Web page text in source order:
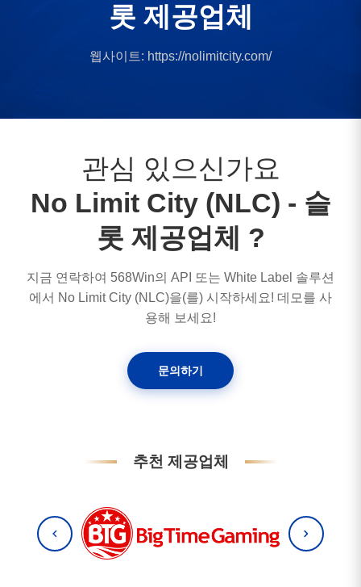
롯 제공업체
웹사이트: https://nolimitcity.com/
관심 있으신가요
No Limit City (NLC) - 슬
롯 제공업체 ?
지금 연락하여 568Win의 API 또는 White Label 솔루션
에서 No Limit City (NLC)을(를) 시작하세요! 데모를 사
용해 보세요!
문의하기
추천 제공업체